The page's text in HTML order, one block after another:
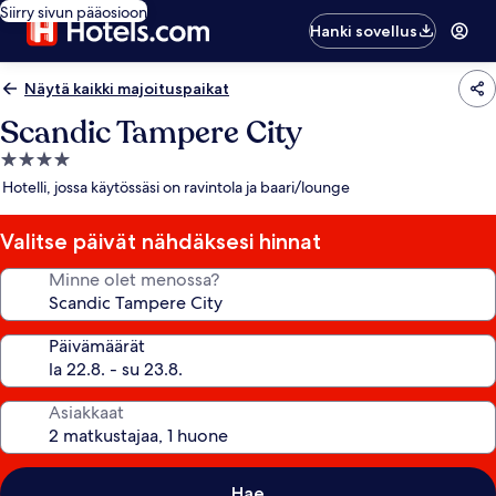
Siirry sivun pääosioon
Hanki sovellus
Näytä kaikki majoituspaikat
Scandic Tampere City
4.0
tähden
Hotelli, jossa käytössäsi on ravintola ja baari/lounge
Valitse päivät nähdäksesi hinnat
Minne olet menossa?
Päivämäärät
Asiakkaat